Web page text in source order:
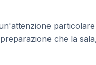
particolare
che la